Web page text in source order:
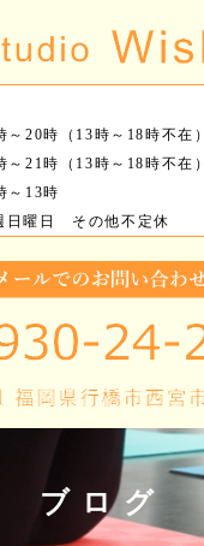
20時（13時～18時不在）
時（13時～18時不在）
時
日 その他不定休
ブログ